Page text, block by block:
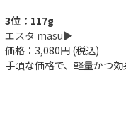
3位：117g
エスタ masu▶︎
価格：3,080円 (税込)
手頃な価格で、軽量かつ効